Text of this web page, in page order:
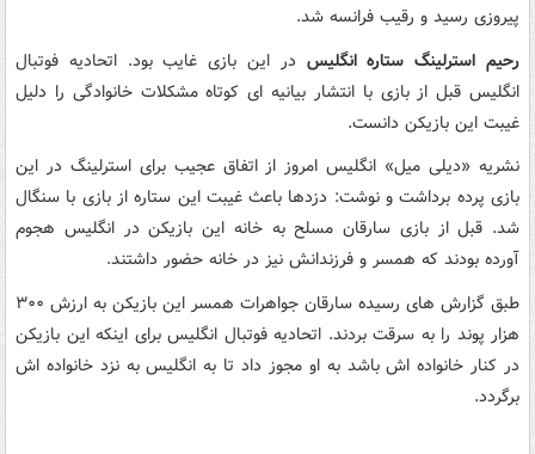
پیروزی رسید و رقیب فرانسه شد.
رحیم استرلینگ ستاره انگلیس در این بازی غایب بود. اتحادیه فوتبال
انگلیس قبل از بازی با انتشار بیانیه ای کوتاه مشکلات خانوادگی را دلیل
غیبت این بازیکن دانست.
نشریه «دیلی میل» انگلیس امروز از اتفاق عجیب برای استرلینگ در این
بازی پرده برداشت و نوشت: دزدها باعث غیبت این ستاره از بازی با سنگال
شد. قبل از بازی سارقان مسلح به خانه این بازیکن در انگلیس هجوم
آورده بودند که همسر و فرزندانش نیز در خانه حضور داشتند.
طبق گزارش های رسیده سارقان جواهرات همسر این بازیکن به ارزش ۳۰۰
هزار پوند را به سرقت بردند. اتحادیه فوتبال انگلیس برای اینکه این بازیکن
در کنار خانواده اش باشد به او مجوز داد تا به انگلیس به نزد خانواده اش
برگردد.